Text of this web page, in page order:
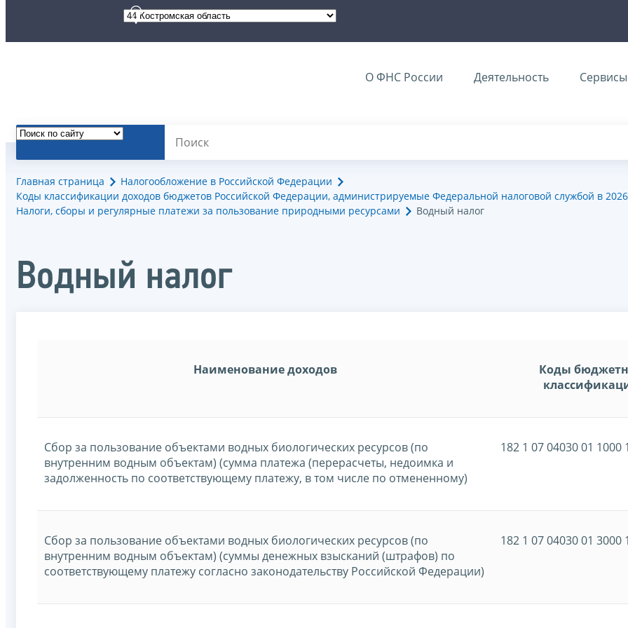
О ФНС России Деятельность Сервисы
Главная страница
Налогообложение в Российской Федерации
Коды классификации доходов бюджетов Российской Федерации, администрируемые Федеральной налоговой службой в 2026
Налоги, сборы и регулярные платежи за пользование природными ресурсами
Водный налог
Водный налог
Наименование доходов
Коды
Сбор за пользование объектами водных биологических ресурсов (по
внутренним водным объектам) (сумма платежа (перерасчеты, недоимка и
задолженность по соответствующему платежу, в том числе по отмененному)
182 1 07 04030 01 1000
Сбор за пользование объектами водных биологических ресурсов (по
внутренним водным объектам) (суммы денежных взысканий (штрафов) по
соответствующему платежу согласно законодательству Российской Федерации)
182 1 07 04030 01 3000